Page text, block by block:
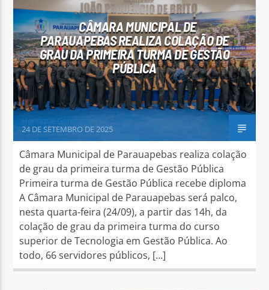
Arara Azul FM
CÂMARA MUNICIPAL DE
PARAUAPEBAS REALIZA COLAÇÃO DE
GRAU DA PRIMEIRA TURMA DE GESTÃO
PÚBLICA
Henrique Gonzaga
24 DE SETEMBRO DE 2025
Câmara Municipal de Parauapebas realiza colação
de grau da primeira turma de Gestão Pública
Primeira turma de Gestão Pública recebe diploma
A Câmara Municipal de Parauapebas será palco,
nesta quarta-feira (24/09), a partir das 14h, da
colação de grau da primeira turma do curso
superior de Tecnologia em Gestão Pública. Ao
todo, 66 servidores públicos, […]